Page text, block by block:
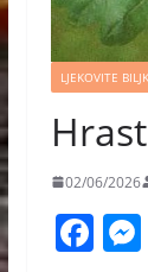
LJEKOVITE
02/06/2026
F